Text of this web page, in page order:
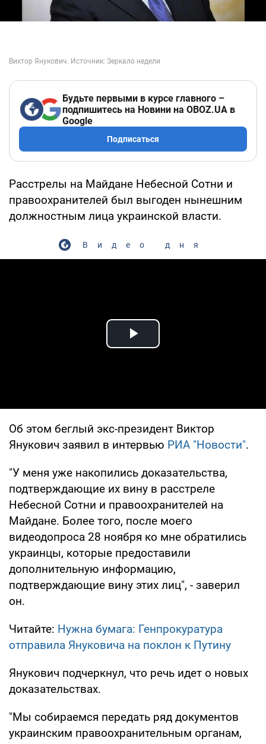
Будьте первыми в курсе главного –
подпишитесь на Новини на OBOZ.UA в
Google
Подписаться
Расстрелы на Майдане Небесной Сотни и
правоохранителей был выгоден нынешним
должностным лица украинской власти.
Видео дня
Play Video
Об этом беглый экс-президент Виктор
Янукович заявил в интервью РИА "Новости".
"У меня уже накопились доказательства,
подтверждающие их вину в расстреле
Небесной Сотни и правоохранителей на
Майдане. Более того, после моего
видеодопроса 28 ноября ко мне обратились
украинцы, которые предоставили
дополнительную информацию,
подтверждающие вину этих лиц", - заверил
он.
Читайте: Нужна бумага: Генпрокуратура
отправила Януковича на поклон к Путину
Янукович подчеркнул, что речь идет о новых
доказательствах.
"Мы собираемся передать ряд документов
украинским правоохранительным органам,